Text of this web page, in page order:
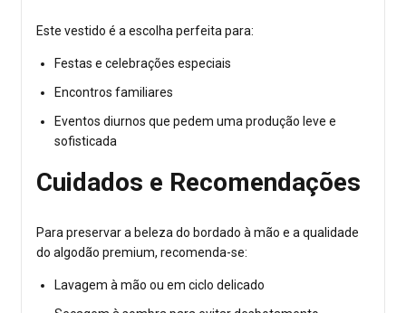
Este vestido é a escolha perfeita para:
Festas e celebrações especiais
Encontros familiares
Eventos diurnos que pedem uma produção leve e
sofisticada
Cuidados e Recomendações
Para preservar a beleza do bordado à mão e a qualidade
do algodão premium, recomenda-se:
Lavagem à mão ou em ciclo delicado